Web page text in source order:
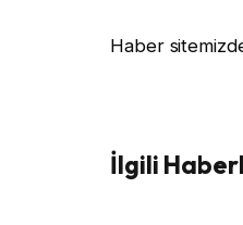
Haber
İlgili